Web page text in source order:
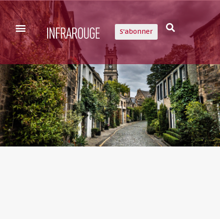
S'abonner